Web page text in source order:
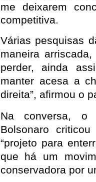
me deixarem
competitiva.
Várias pesquisas
maneira
perder, ainda
manter acesa a
direita”, afirmou o
Na conversa, o
Bolsonaro
“projeto para
que há um
conservadora por